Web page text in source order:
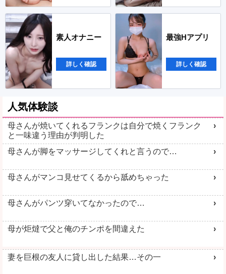
素人オナニー
詳しく確認
最強Hアプリ
詳しく確認
人気体験談
母さんが焼いてくれるフランクは自分で焼くフランク
と一味違う理由が判明した
母さんが脚をマッサージしてくれと言うので…
母さんがマンコ見せてくるから舐めちゃった
母さんがパンツ穿いてなかったので…
母が炬燵で父と俺のチンポを間違えた
妻を巨根の友人に貸し出した結果…その一